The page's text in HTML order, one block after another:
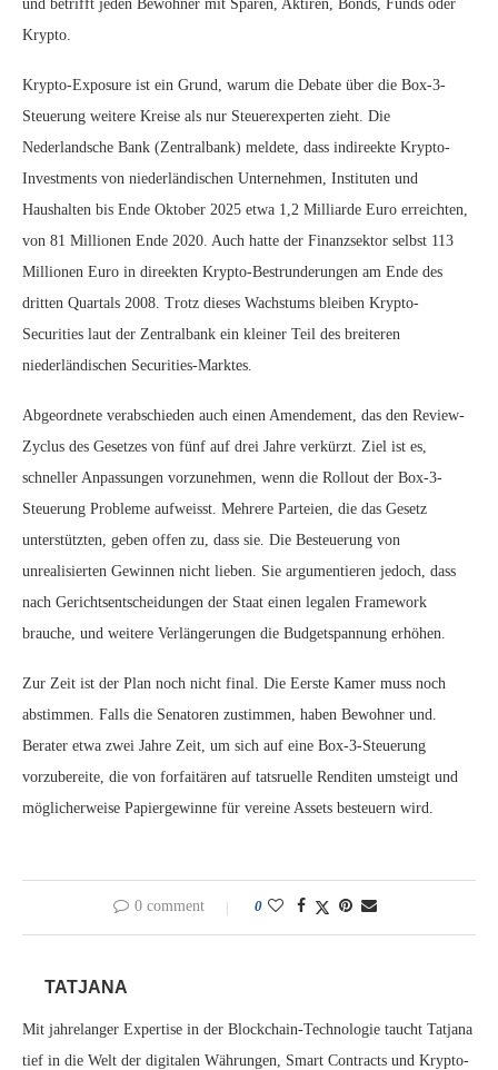
und betrifft jeden Bewohner mit Sparen, Aktiren, Bonds, Funds oder
Krypto.
Krypto-Exposure ist ein Grund, warum die Debate über die Box-3-
Steuerung weitere Kreise als nur Steuerexperten zieht. Die
Nederlandsche Bank (Zentralbank) meldete, dass indireekte Krypto-
Investments von niederländischen Unternehmen, Instituten und
Haushalten bis Ende Oktober 2025 etwa 1,2 Milliarde Euro erreichten,
von 81 Millionen Ende 2020. Auch hatte der Finanzsektor selbst 113
Millionen Euro in direekten Krypto-Bestrunderungen am Ende des
dritten Quartals 2008. Trotz dieses Wachstums bleiben Krypto-
Securities laut der Zentralbank ein kleiner Teil des breiteren
niederländischen Securities-Marktes.
Abgeordnete verabschieden auch einen Amendement, das den Review-
Zyclus des Gesetzes von fünf auf drei Jahre verkürzt. Ziel ist es,
schneller Anpassungen vorzunehmen, wenn die Rollout der Box-3-
Steuerung Probleme aufweisst. Mehrere Parteien, die das Gesetz
unterstützten, geben offen zu, dass sie. Die Besteuerung von
unrealisierten Gewinnen nicht lieben. Sie argumentieren jedoch, dass
nach Gerichtsentscheidungen der Staat einen legalen Framework
brauche, und weitere Verlängerungen die Budgetspannung erhöhen.
Zur Zeit ist der Plan noch nicht final. Die Eerste Kamer muss noch
abstimmen. Falls die Senatoren zustimmen, haben Bewohner und.
Berater etwa zwei Jahre Zeit, um sich auf eine Box-3-Steuerung
vorzubereite, die von forfaitären auf tatsruelle Renditen umsteigt und
möglicherweise Papiergewinne für vereine Assets besteuern wird.
0 comment 0
TATJANA
Mit jahrelanger Expertise in der Blockchain-Technologie taucht Tatjana
tief in die Welt der digitalen Währungen, Smart Contracts und Krypto-